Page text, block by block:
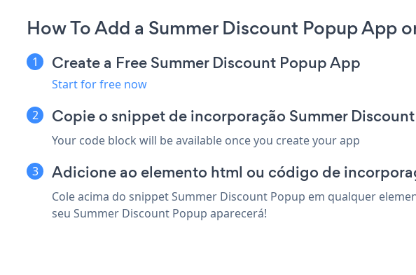
How To Add a Summer Discount Popup App
Create a Free Summer Discount Popup App
Start for free now
Copie o snippet de incorporação Summer
Your code block will be available once you create your app
Adicione ao elemento html ou código de
Cole acima do snippet Summer Discount Popup em qualquer
seu Summer Discount Popup aparecerá!